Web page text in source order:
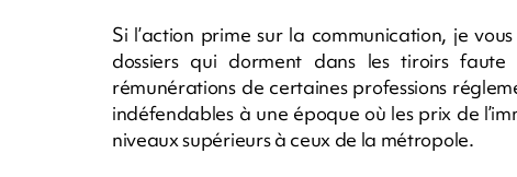
Si l’action prime sur la communication, je
dossiers qui dorment dans les tiroirs
rémunérations de certaines professions
indéfendables à une époque où les prix de
niveaux supérieurs à ceux de la métropole.